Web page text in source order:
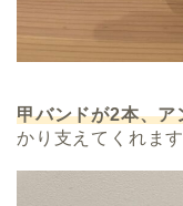
甲バンドが2本、
かり支えてくれます